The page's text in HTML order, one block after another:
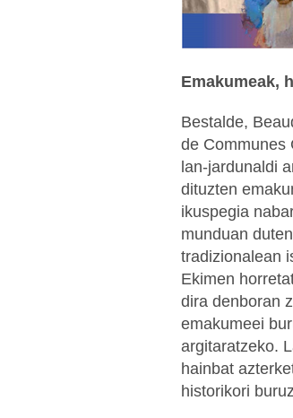
Emakumeak,
Bestalde,
de Communes
lan-jardunaldi
dituzten
ikuspegia
munduan
tradizionalean
Ekimen
dira denboran
emakumeei
argitaratzeko.
hainbat
historikori